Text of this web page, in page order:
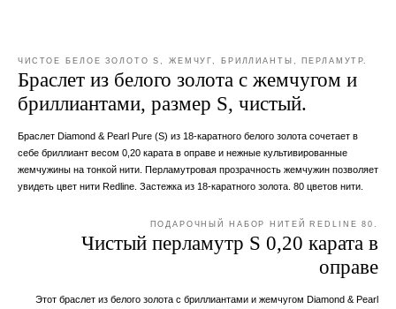
ЧИСТОЕ БЕЛОЕ ЗОЛОТО S, ЖЕМЧУГ, БРИЛЛИАНТЫ, ПЕРЛАМУТР.
Браслет из белого золота с жемчугом и
бриллиантами, размер S, чистый.
Браслет Diamond & Pearl Pure (S) из 18-каратного белого золота сочетает в
себе бриллиант весом 0,20 карата в оправе и нежные культивированные
жемчужины на тонкой нити. Перламутровая прозрачность жемчужин позволяет
увидеть цвет нити Redline. Застежка из 18-каратного золота. 80 цветов нити.
ПОДАРОЧНЫЙ НАБОР НИТЕЙ REDLINE 80.
Чистый перламутр S 0,20 карата в
оправе
Этот браслет из белого золота с бриллиантами и жемчугом Diamond & Pearl